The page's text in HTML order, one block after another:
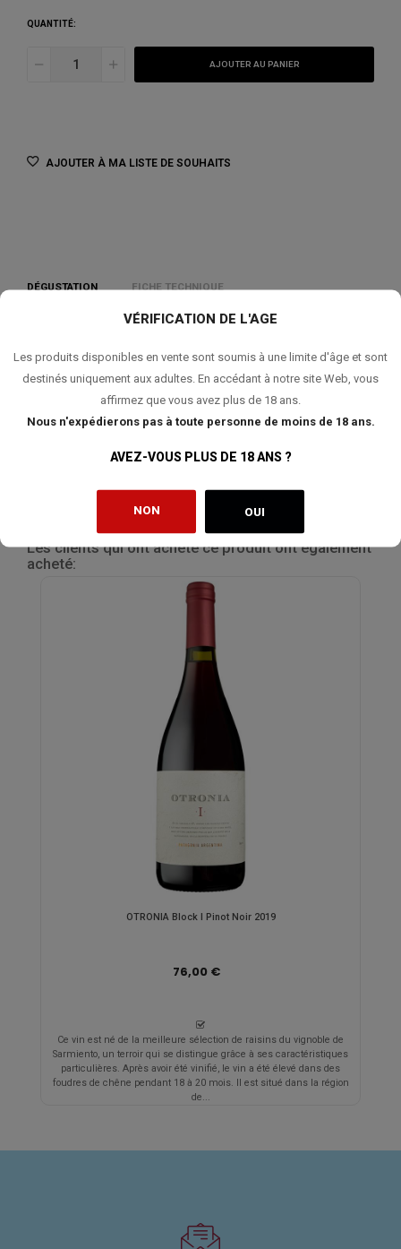
VÉRIFICATION DE L'AGE
Les produits disponibles en vente sont soumis à une limite d'âge et sont
destinés uniquement aux adultes. En accédant à notre site Web, vous
affirmez que vous avez plus de 18 ans.
Nous n'expédierons pas à toute personne de moins de 18 ans.
AVEZ-VOUS PLUS DE 18 ANS ?
NON OUI
QUANTITÉ:
AJOUTER AU PANIER
AJOUTER À MA LISTE DE SOUHAITS
DÉGUSTATION FICHE TECHNIQUE
arômes de fruits tropicaux, d'écorces d'agrumes et des souvenirs
floraux de jasmin dus à l'apport du Gewürztraminer. A l'ouverture,
des notes minérales apparaissent. En bouche on retrouve des
sensations de fraîcheur et de douceur qui se prolonge dans une
Les clients qui ont acheté ce produit ont également
acheté:
OTRONIA Block I Pinot Noir 2019
76,00 €
Ce vin est né de la meilleure sélection de raisins du vignoble de
Sarmiento, un terroir qui se distingue grâce à ses caractéristiques
particulières. Après avoir été vinifié, le vin a été élevé dans des
foudres de chêne pendant 18 à 20 mois. Il est situé dans la région
de...